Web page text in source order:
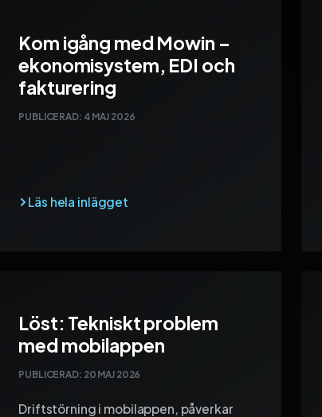
Kom igång med Mowin –
ekonomisystem, EDI och
fakturering
PUBLICERAD: 4 MAJ 2026
Löst: Tekniskt problem
med mobilappen
PUBLICERAD: 20 MAJ 2026
Driftstörning i mobilappen, påverkar